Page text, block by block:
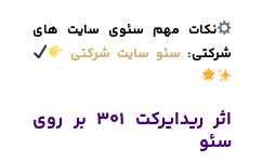
نکات مهم سئوی سایت های
شرکتی: سئو سایت شرکتی
اثر ریدایرکت 301 بر روی
سئو